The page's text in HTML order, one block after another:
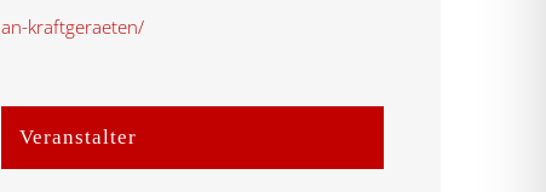
an-kraftgeraeten/
Veranstalter